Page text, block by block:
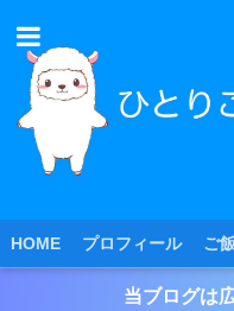
HOME プロフィール ご
当ブログは